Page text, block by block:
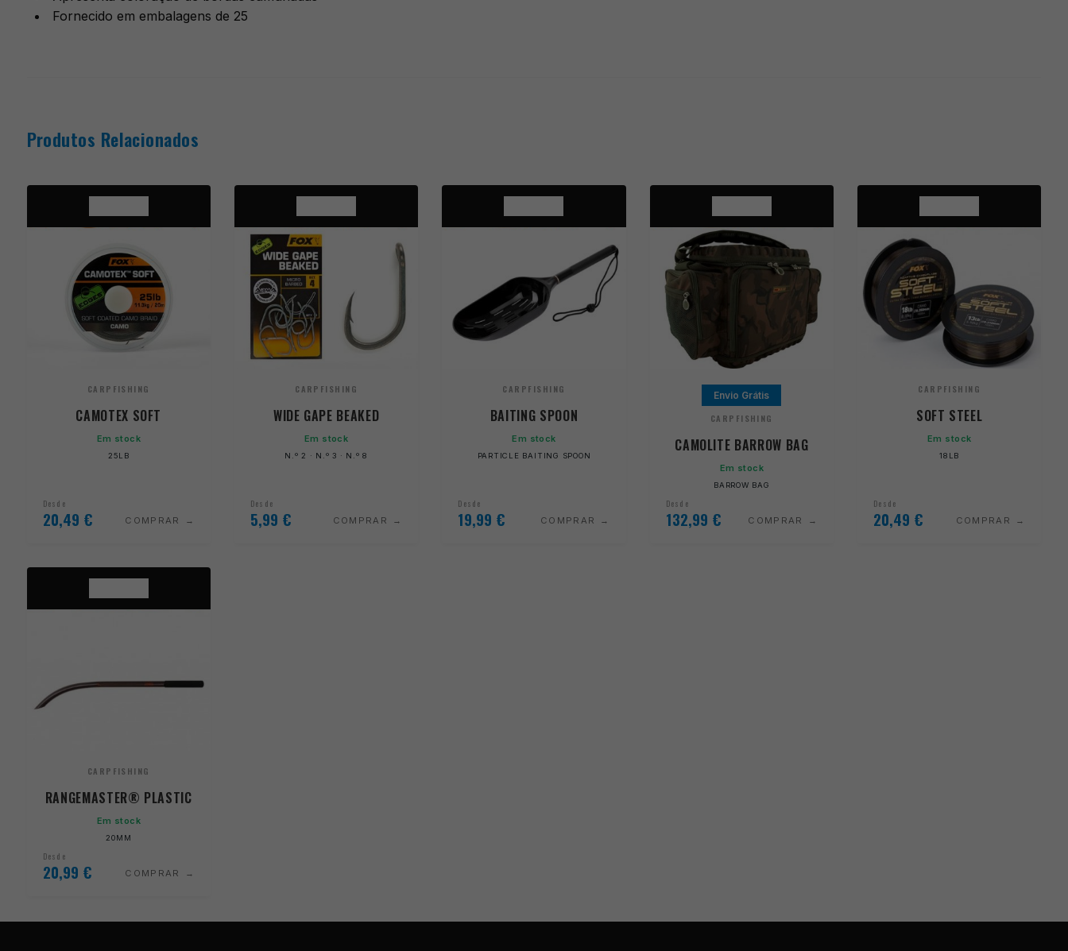
Fornecido em embalagens de 25
Produtos Relacionados
CARPFISHING
CAMOTEX SOFT
Em stock
25LB
Desde
20,49 € COMPRAR
CARPFISHING
WIDE GAPE BEAKED
Em stock
N.º 2 · N.º 3 · N.º 8
Desde
5,99 € COMPRAR
CARPFISHING
BAITING SPOON
Em stock
PARTICLE BAITING SPOON
Desde
19,99 € COMPRAR
Envio Grátis
CARPFISHING
CAMOLITE BARROW BAG
Em stock
BARROW BAG
Desde
132,99 € COMPRAR
CARPFISHING
SOFT STEEL
Em stock
18LB
Desde
20,49 € COMPRAR
CARPFISHING
RANGEMASTER® PLASTIC
Em stock
20MM
Desde
20,99 € COMPRAR